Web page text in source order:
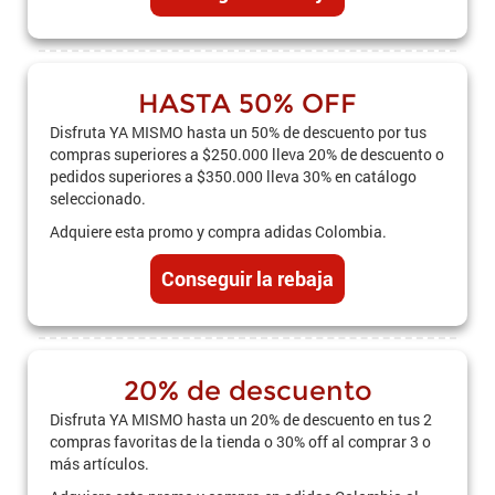
HASTA 50% OFF
Disfruta YA MISMO hasta un 50% de descuento por tus
compras superiores a $250.000 lleva 20% de descuento o
pedidos superiores a $350.000 lleva 30% en catálogo
seleccionado.
Adquiere esta promo y compra adidas Colombia.
Conseguir la rebaja
20% de descuento
Disfruta YA MISMO hasta un 20% de descuento en tus 2
compras favoritas de la tienda o 30% off al comprar 3 o
más artículos.